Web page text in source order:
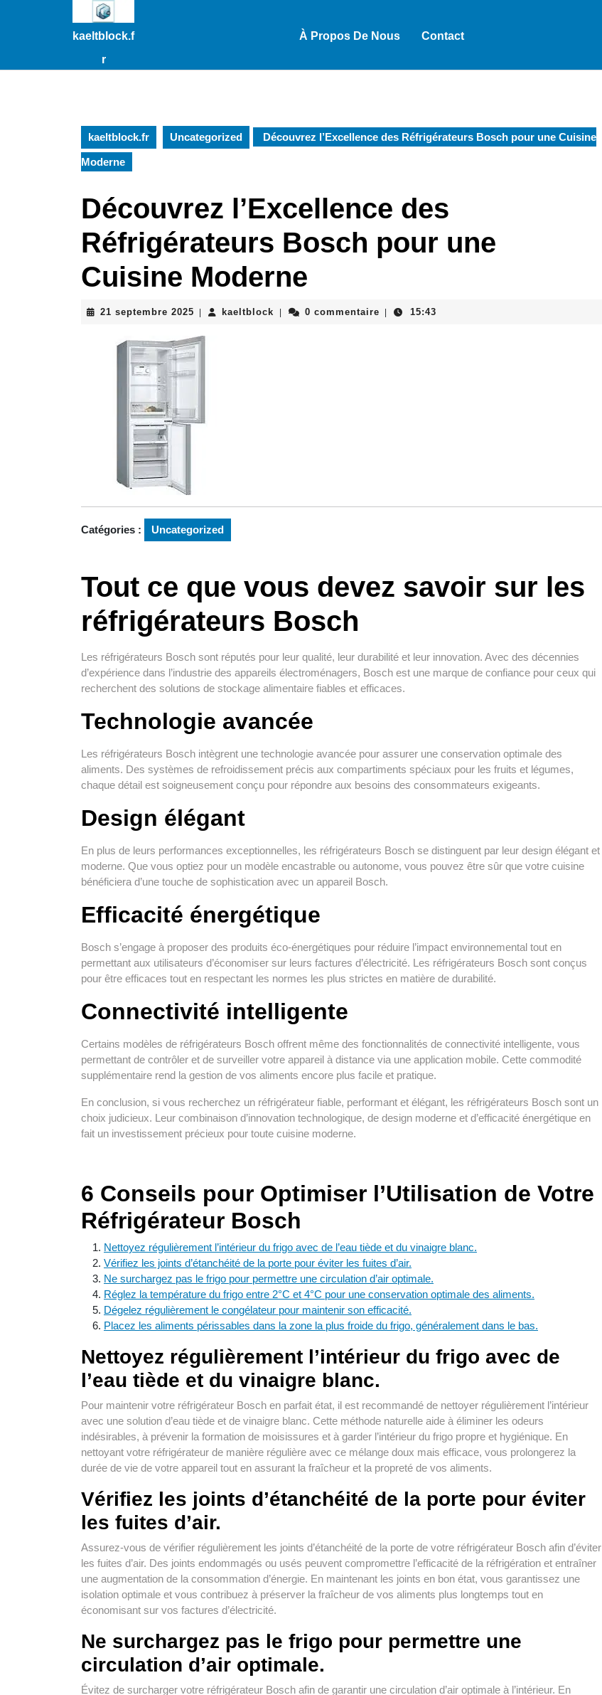
kaeltblock.f
r
À Propos De Nous Contact
kaeltblock.fr Uncategorized Découvrez l’Excellence des Réfrigérateurs Bosch pour une Cuisine
Moderne
Découvrez l’Excellence des
Réfrigérateurs Bosch pour une
Cuisine Moderne
21 septembre 2025 21
2025
| kaeltblock kaeltblock
| 0 commentaire | 15:43
Catégories : Uncategorized
Tout ce que vous devez savoir sur les
réfrigérateurs Bosch
Les réfrigérateurs Bosch sont réputés pour leur qualité, leur durabilité et leur innovation. Avec des décennies
d’expérience dans l’industrie des appareils électroménagers, Bosch est une marque de confiance pour ceux qui
recherchent des solutions de stockage alimentaire fiables et efficaces.
Technologie avancée
Les réfrigérateurs Bosch intègrent une technologie avancée pour assurer une conservation optimale des
aliments. Des systèmes de refroidissement précis aux compartiments spéciaux pour les fruits et légumes,
chaque détail est soigneusement conçu pour répondre aux besoins des consommateurs exigeants.
Design élégant
En plus de leurs performances exceptionnelles, les réfrigérateurs Bosch se distinguent par leur design élégant et
moderne. Que vous optiez pour un modèle encastrable ou autonome, vous pouvez être sûr que votre cuisine
bénéficiera d’une touche de sophistication avec un appareil Bosch.
Efficacité énergétique
Bosch s’engage à proposer des produits éco-énergétiques pour réduire l’impact environnemental tout en
permettant aux utilisateurs d’économiser sur leurs factures d’électricité. Les réfrigérateurs Bosch sont conçus
pour être efficaces tout en respectant les normes les plus strictes en matière de durabilité.
Connectivité intelligente
Certains modèles de réfrigérateurs Bosch offrent même des fonctionnalités de connectivité intelligente, vous
permettant de contrôler et de surveiller votre appareil à distance via une application mobile. Cette commodité
supplémentaire rend la gestion de vos aliments encore plus facile et pratique.
En conclusion, si vous recherchez un réfrigérateur fiable, performant et élégant, les réfrigérateurs Bosch sont un
choix judicieux. Leur combinaison d’innovation technologique, de design moderne et d’efficacité énergétique en
fait un investissement précieux pour toute cuisine moderne.
6 Conseils pour Optimiser l’Utilisation de Votre
Réfrigérateur Bosch
Nettoyez régulièrement l’intérieur du frigo avec de l’eau tiède et du vinaigre blanc.
Vérifiez les joints d’étanchéité de la porte pour éviter les fuites d’air.
Ne surchargez pas le frigo pour permettre une circulation d’air optimale.
Réglez la température du frigo entre 2°C et 4°C pour une conservation optimale des aliments.
Dégelez régulièrement le congélateur pour maintenir son efficacité.
Placez les aliments périssables dans la zone la plus froide du frigo, généralement dans le bas.
Nettoyez régulièrement l’intérieur du frigo avec de
l’eau tiède et du vinaigre blanc.
Pour maintenir votre réfrigérateur Bosch en parfait état, il est recommandé de nettoyer régulièrement l’intérieur
avec une solution d’eau tiède et de vinaigre blanc. Cette méthode naturelle aide à éliminer les odeurs
indésirables, à prévenir la formation de moisissures et à garder l’intérieur du frigo propre et hygiénique. En
nettoyant votre réfrigérateur de manière régulière avec ce mélange doux mais efficace, vous prolongerez la
durée de vie de votre appareil tout en assurant la fraîcheur et la propreté de vos aliments.
Vérifiez les joints d’étanchéité de la porte pour éviter
les fuites d’air.
Assurez-vous de vérifier régulièrement les joints d’étanchéité de la porte de votre réfrigérateur Bosch afin d’éviter
les fuites d’air. Des joints endommagés ou usés peuvent compromettre l’efficacité de la réfrigération et entraîner
une augmentation de la consommation d’énergie. En maintenant les joints en bon état, vous garantissez une
isolation optimale et vous contribuez à préserver la fraîcheur de vos aliments plus longtemps tout en
économisant sur vos factures d’électricité.
Ne surchargez pas le frigo pour permettre une
circulation d’air optimale.
Évitez de surcharger votre réfrigérateur Bosch afin de garantir une circulation d’air optimale à l’intérieur. En